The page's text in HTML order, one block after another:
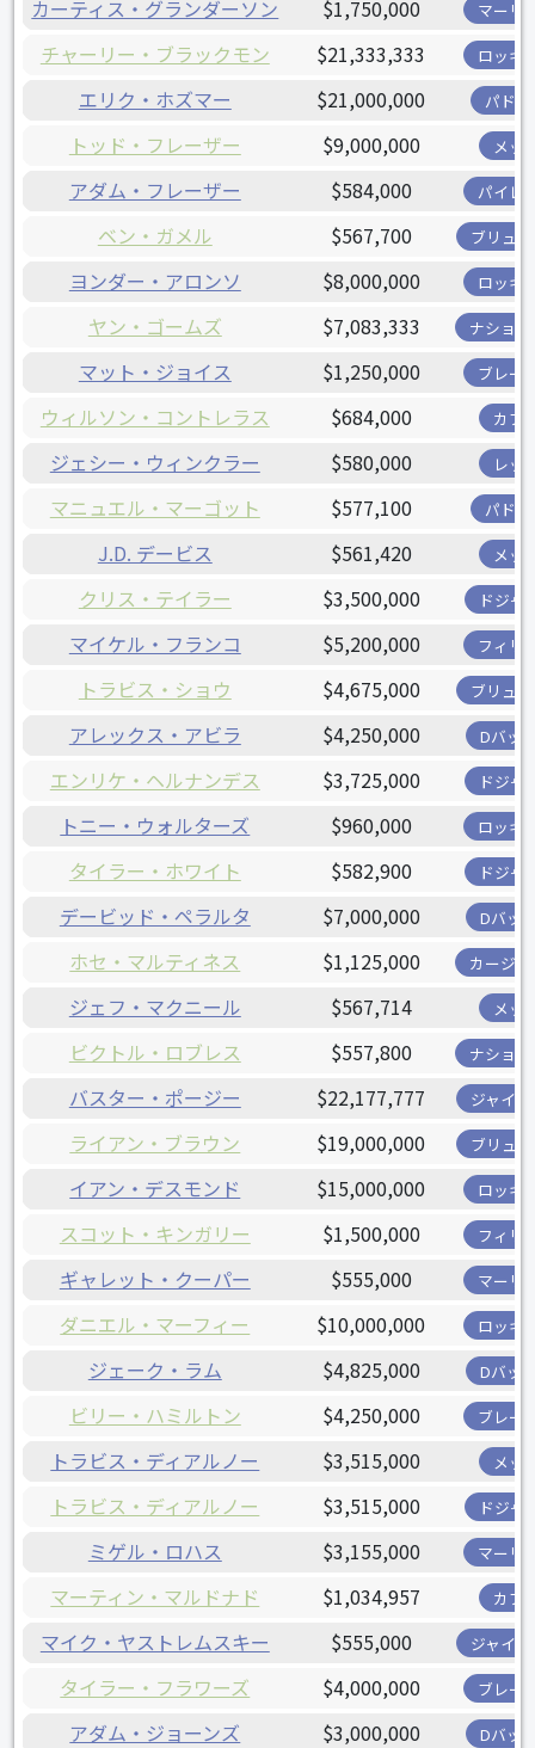
カーティス・グランダーソン $1,750,000 マーリ
チャーリー・ブラックモン $21,333,333 ロッキ
エリク・ホズマー $21,000,000 パド
トッド・フレーザー $9,000,000 メッ
アダム・フレーザー $584,000 パイレ
ベン・ガメル $567,700 ブリュ
ヨンダー・アロンソ $8,000,000 ロッキ
ヤン・ゴームズ $7,083,333 ナショ
マット・ジョイス $1,250,000 ブレー
ウィルソン・コントレラス $684,000 カブ
ジェシー・ウィンクラー $580,000 レッ
マニュエル・マーゴット $577,100 パド
J.D. デービス $561,420 メッ
クリス・テイラー $3,500,000 ドジャ
マイケル・フランコ $5,200,000 フィリ
トラビス・ショウ $4,675,000 ブリュ
アレックス・アビラ $4,250,000 Dバッ
エンリケ・ヘルナンデス $3,725,000 ドジャ
トニー・ウォルターズ $960,000 ロッキ
タイラー・ホワイト $582,900 ドジャ
デービッド・ペラルタ $7,000,000 Dバッ
ホセ・マルティネス $1,125,000 カージ
ジェフ・マクニール $567,714 メッ
ビクトル・ロブレス $557,800 ナショ
バスター・ポージー $22,177,777 ジャイ
ライアン・ブラウン $19,000,000 ブリュ
イアン・デスモンド $15,000,000 ロッキ
スコット・キンガリー $1,500,000 フィリ
ギャレット・クーパー $555,000 マーリ
ダニエル・マーフィー $10,000,000 ロッキ
ジェーク・ラム $4,825,000 Dバッ
ビリー・ハミルトン $4,250,000 ブレー
トラビス・ディアルノー $3,515,000 メッ
トラビス・ディアルノー $3,515,000 ドジャ
ミゲル・ロハス $3,155,000 マーリ
マーティン・マルドナド $1,034,957 カブ
マイク・ヤストレムスキー $555,000 ジャイ
タイラー・フラワーズ $4,000,000 ブレー
アダム・ジョーンズ $3,000,000 Dバッ